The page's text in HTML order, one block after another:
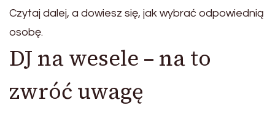
Czytaj dalej, a dowiesz się, jak wybrać odpowiednią
osobę.
DJ na wesele – na to
zwróć uwagę